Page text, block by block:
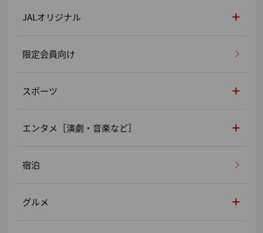
JALオリジナル
限定会員向け
スポーツ
エンタメ［演劇・音楽など］
宿泊
グルメ